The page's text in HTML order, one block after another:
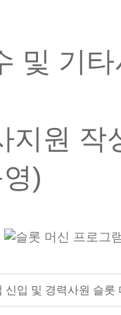
및 기
지원
)
신입 및 경력사원 슬롯